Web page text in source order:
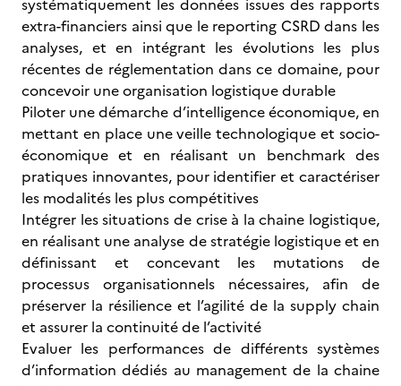
systématiquement les données issues des rapports
extra-financiers ainsi que le reporting CSRD dans les
analyses, et en intégrant les évolutions les plus
récentes de réglementation dans ce domaine, pour
concevoir une organisation logistique durable
Piloter une démarche d’intelligence économique, en
mettant en place une veille technologique et socio-
économique et en réalisant un benchmark des
pratiques innovantes, pour identifier et caractériser
les modalités les plus compétitives
Intégrer les situations de crise à la chaine logistique,
en réalisant une analyse de stratégie logistique et en
définissant et concevant les mutations de
processus organisationnels nécessaires, afin de
préserver la résilience et l’agilité de la supply chain
et assurer la continuité de l’activité
Evaluer les performances de différents systèmes
d’information dédiés au management de la chaine